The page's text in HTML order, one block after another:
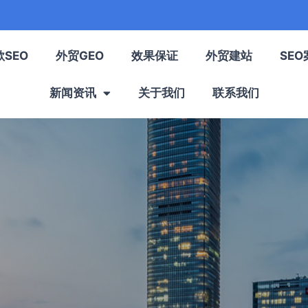
SEO 外贸GEO 效果保证 外贸建站 SEO
新闻资讯 关于我们 联系我们